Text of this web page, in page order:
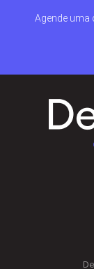
Agende uma